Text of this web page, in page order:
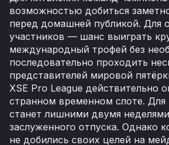
возможностью добиться
перед домашней публикой. Для
участников — шанс выиграть
международный трофей без
последовательно проходить
представителей мировой
XSE Pro League действительно
странном временном слоте. Для
станет лишними двумя
заслуженного отпуска. Однако
не добились своих целей на